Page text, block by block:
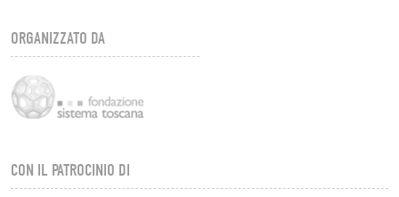
ORGANIZZATO DA
CON IL PATROCINIO DI